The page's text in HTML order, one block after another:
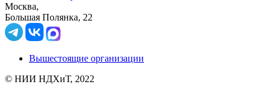
Москва,
Большая Полянка, 22
Вышестоящие организации
© НИИ НДХиТ, 2022